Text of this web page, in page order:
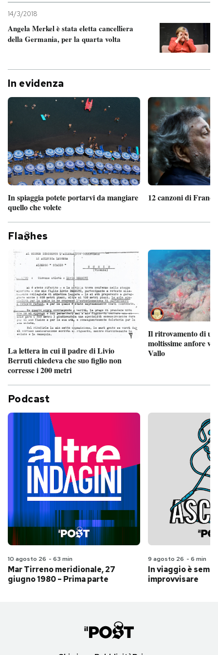
14/3/2018
Angela Merkel è stata eletta cancelliera
della Germania, per la quarta volta
In evidenza
In spiaggia potete portarvi da mangiare
quello che volete
12 canzoni di
Fla hes
La lettera in cui il padre di Livio
Berruti chiedeva che suo figlio non
corresse i 200 metri
Il ritrovamento di
moltissime anfore
Vallo
Podcast
10 agosto 26 - 63 min
Mar Tirreno meridionale, 27
giugno 1980 – Prima parte
9 agosto 26 - 6 min
In viaggio è
improvvisare